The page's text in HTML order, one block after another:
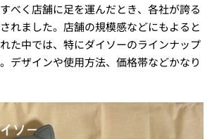
べく店舗に足を運んだとき、各社が誇る
れました。店舗の規模感などにもよると
た中では、特にダイソーのラインナップ
デザインや使用方法、価格帯などかなり